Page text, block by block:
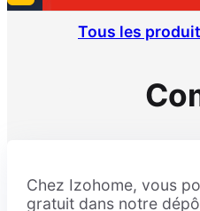
Tous les
Chez Izohome, vous
gratuit dans notre